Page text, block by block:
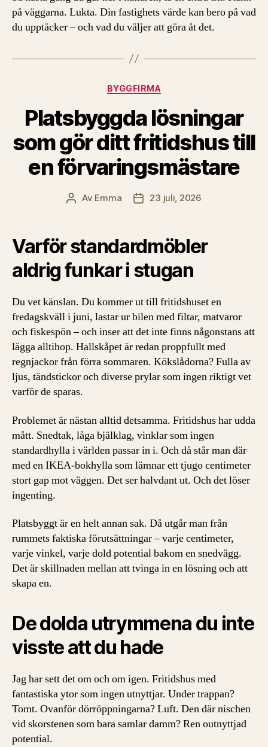
på väggarna. Lukta. Din fastighets värde kan bero på vad
du upptäcker – och vad du väljer att göra åt det.
Kategorier
BYGGFIRMA
Platsbyggda lösningar
som gör ditt fritidshus till
en förvaringsmästare
Inläggsförfattare
Av Emma Inläggsdatum
23 juli, 2026
Varför standardmöbler
aldrig funkar i stugan
Du vet känslan. Du kommer ut till fritidshuset en
fredagskväll i juni, lastar ur bilen med filtar, matvaror
och fiskespön – och inser att det inte finns någonstans att
lägga alltihop. Hallskåpet är redan proppfullt med
regnjackor från förra sommaren. Kökslådorna? Fulla av
ljus, tändstickor och diverse prylar som ingen riktigt vet
varför de sparas.
Problemet är nästan alltid detsamma. Fritidshus har udda
mått. Snedtak, låga bjälklag, vinklar som ingen
standardhylla i världen passar in i. Och då står man där
med en IKEA-bokhylla som lämnar ett tjugo centimeter
stort gap mot väggen. Det ser halvdant ut. Och det löser
ingenting.
Platsbyggt är en helt annan sak. Då utgår man från
rummets faktiska förutsättningar – varje centimeter,
varje vinkel, varje dold potential bakom en snedvägg.
Det är skillnaden mellan att tvinga in en lösning och att
skapa en.
De dolda utrymmena du inte
visste att du hade
Jag har sett det om och om igen. Fritidshus med
fantastiska ytor som ingen utnyttjar. Under trappan?
Tomt. Ovanför dörröppningarna? Luft. Den där nischen
vid skorstenen som bara samlar damm? Ren outnyttjad
potential.